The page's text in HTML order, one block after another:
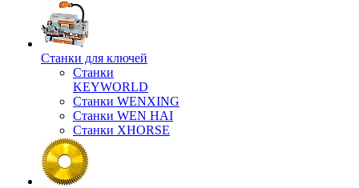
Станки для ключей
Станки
KEYWORLD
Станки WENXING
Станки WEN HAI
Станки XHORSE